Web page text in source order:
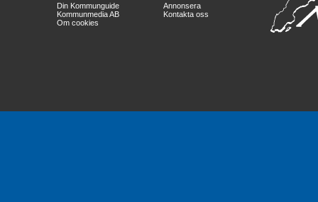
Din Kommunguide
Kommunmedia AB
Om cookies
Annonsera
Kontakta oss